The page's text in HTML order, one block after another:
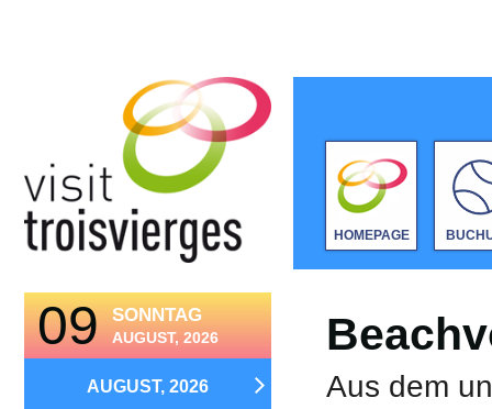
09 SONNTAG
AUGUST, 2026
AUGUST, 2026
HOMEPAGE
Aus dem